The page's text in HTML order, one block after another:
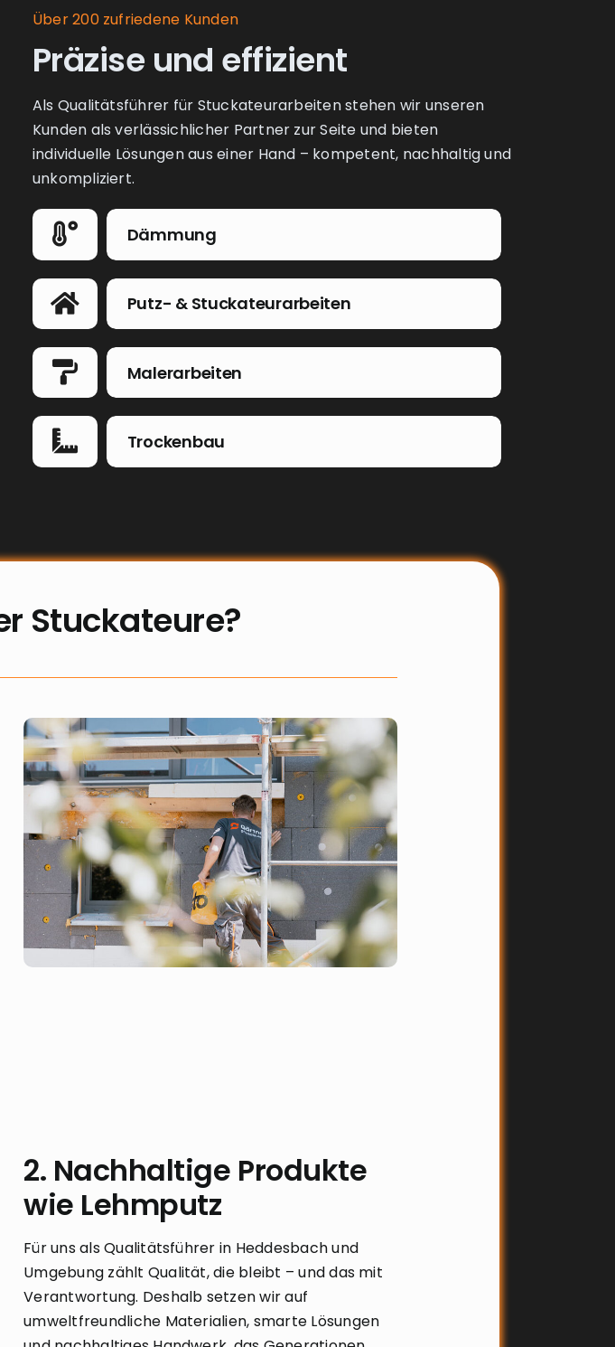
Über 200 zufriedene Kunden
Präzise und effizient
Als Qualitätsführer für Stuckateurarbeiten stehen wir unseren
Kunden als verlässichlicher Partner zur Seite und bieten
individuelle Lösungen aus einer Hand – kompetent, nachhaltig und
unkompliziert.
Dämmung
Putz- & Stuckateurarbeiten
Malerarbeiten
Trockenbau
Stuckateure?
2. Nachhaltige Produkte
wie Lehmputz
Für uns als Qualitätsführer in Heddesbach und
Umgebung zählt Qualität, die bleibt – und das mit
Verantwortung. Deshalb setzen wir auf
umweltfreundliche Materialien, smarte Lösungen